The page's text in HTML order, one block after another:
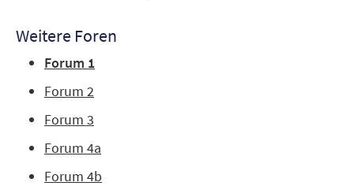
Weitere Foren
Forum 1
Forum 2
Forum 3
Forum 4a
Forum 4b